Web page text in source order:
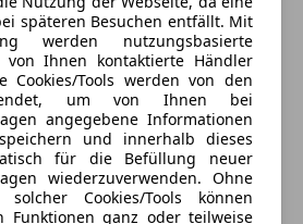
späteren Besuchen entfällt. Mit
werden nutzungsbasierte
Ihnen kontaktierte Händler
Cookies/Tools werden von den
um von Ihnen bei
angegebene Informationen
und innerhalb dieses
für die Befüllung neuer
wiederzuverwenden. Ohne
Cookies/Tools können
Funktionen ganz oder teilweise